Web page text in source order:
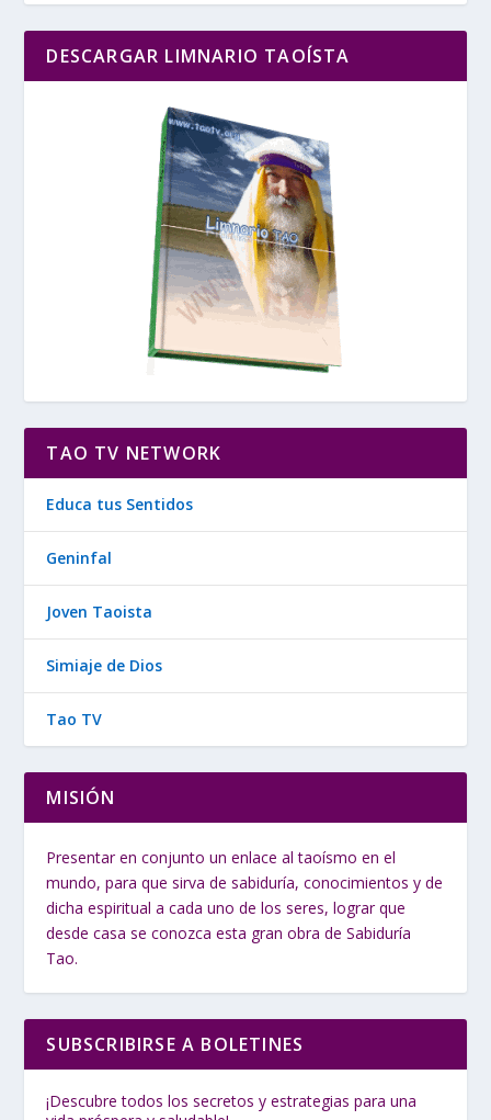
DESCARGAR LIMNARIO TAOÍSTA
TAO TV NETWORK
Educa tus Sentidos
Geninfal
Joven Taoista
Simiaje de Dios
Tao TV
MISIÓN
Presentar en conjunto un enlace al taoísmo en el
mundo, para que sirva de sabiduría, conocimientos y de
dicha espiritual a cada uno de los seres, lograr que
desde casa se conozca esta gran obra de Sabiduría
Tao.
SUBSCRIBIRSE A BOLETINES
¡Descubre todos los secretos y estrategias para una